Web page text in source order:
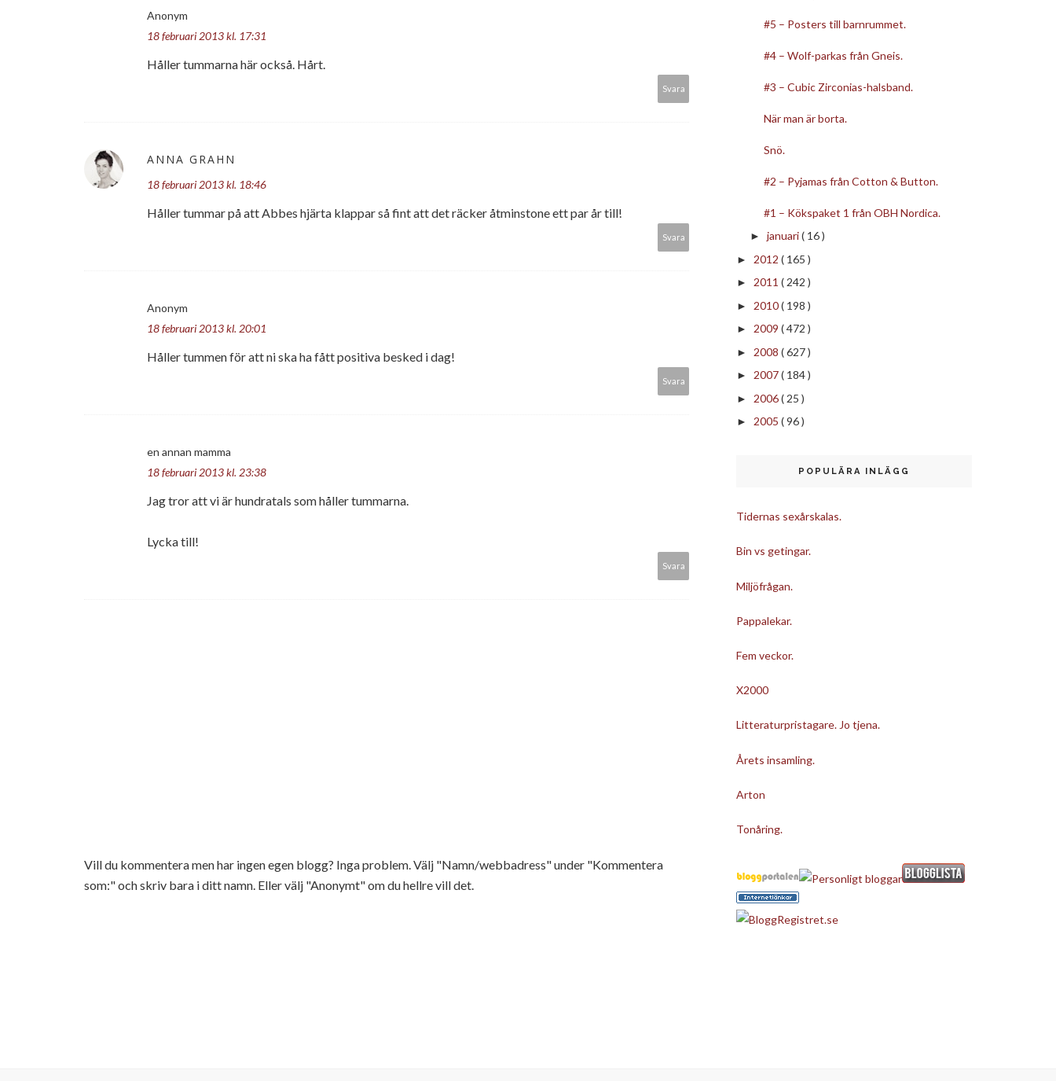
Anonym
18 februari 2013 kl. 17:31
Håller tummarna här också. Hårt.
Svara
ANNA GRAHN
18 februari 2013 kl. 18:46
Håller tummar på att Abbes hjärta klappar så fint att det räcker åtminstone ett par år till!
Svara
Anonym
18 februari 2013 kl. 20:01
Håller tummen för att ni ska ha fått positiva besked i dag!
Svara
en annan mamma
18 februari 2013 kl. 23:38
Jag tror att vi är hundratals som håller tummarna.
Lycka till!
Svara
Vill du kommentera men har ingen egen blogg? Inga problem. Välj "Namn/webbadress" under "Kommentera
som:" och skriv bara i ditt namn. Eller välj "Anonymt" om du hellre vill det.
#5 – Posters till barnrummet.
#4 – Wolf-parkas från Gneis.
#3 – Cubic Zirconias-halsband.
När man är borta.
Snö.
#2 – Pyjamas från Cotton & Button.
#1 – Kökspaket 1 från OBH Nordica.
► januari( 16 )
► 2012 ( 165 )
► 2011 ( 242 )
► 2010( 198 )
► 2009 ( 472 )
► 2008 ( 627 )
► 2007( 184 )
► 2006( 25 )
► 2005 ( 96 )
POPULÄRA INLÄGG
Tidernas sexårskalas.
Bin vs getingar.
Miljöfrågan.
Pappalekar.
Fem veckor.
X2000
Litteraturpristagare. Jo tjena.
Årets insamling.
Arton
Tonåring.